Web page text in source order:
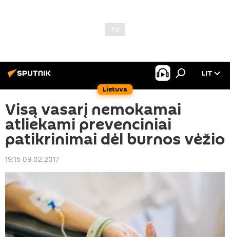
Lietuva
LIT
Visą vasarį nemokamai
atliekami prevenciniai
patikrinimai dėl burnos vėžio
19:15 09.02.2017